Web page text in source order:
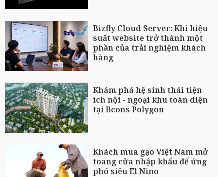
Bizfly Cloud Server: Khi hiệu
suất website trở thành một
phần của trải nghiệm khách
hàng
Khám phá hệ sinh thái tiện
ích nội - ngoại khu toàn diện
tại Bcons Polygon
Khách mua gạo Việt Nam mở
toang cửa nhập khẩu để ứng
phó siêu El Nino